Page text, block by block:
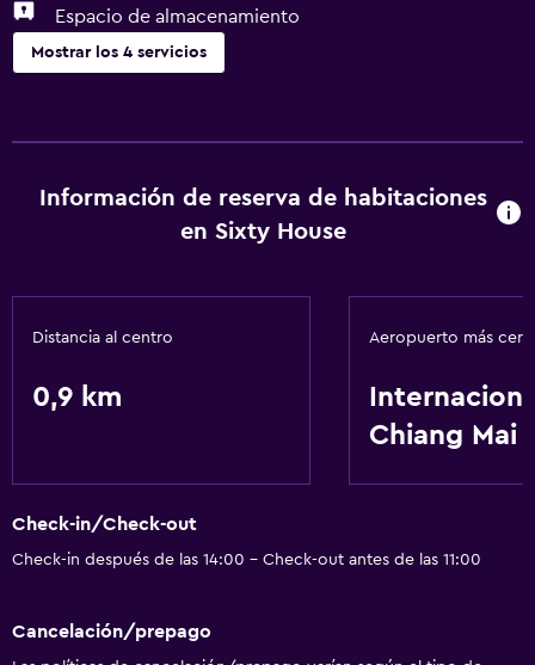
Espacio de almacenamiento
Mostrar los 4 servicios
Lavandería
Servicios de lavandería/tintorería
Wifi gratis
Información de reserva de habitaciones
en Sixty House
Distancia al centro
0,9 km
Aeropuerto más
Chiang Mai
Check-in/Check-out
Check-in después de las 14:00 - Check-out antes de las 11:00
Cancelación/prepago